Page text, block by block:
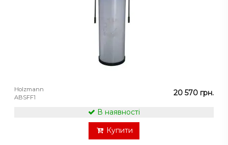
Holzmann
ABSFF1
20 570 грн.
В наявності
Купити